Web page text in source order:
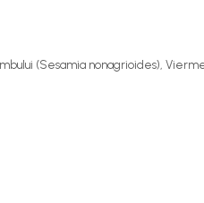
(Sesamia nonagrioides),